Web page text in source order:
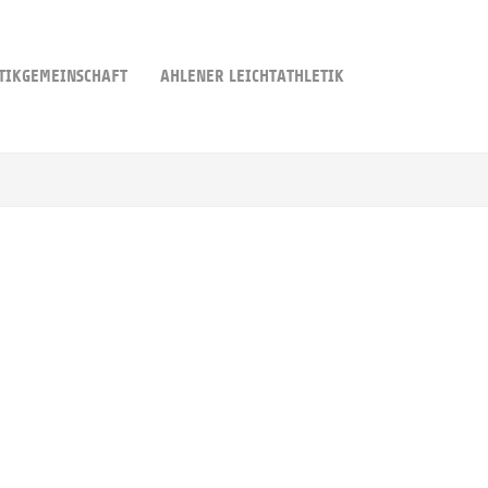
AHLENER LEICHTATHLETIK